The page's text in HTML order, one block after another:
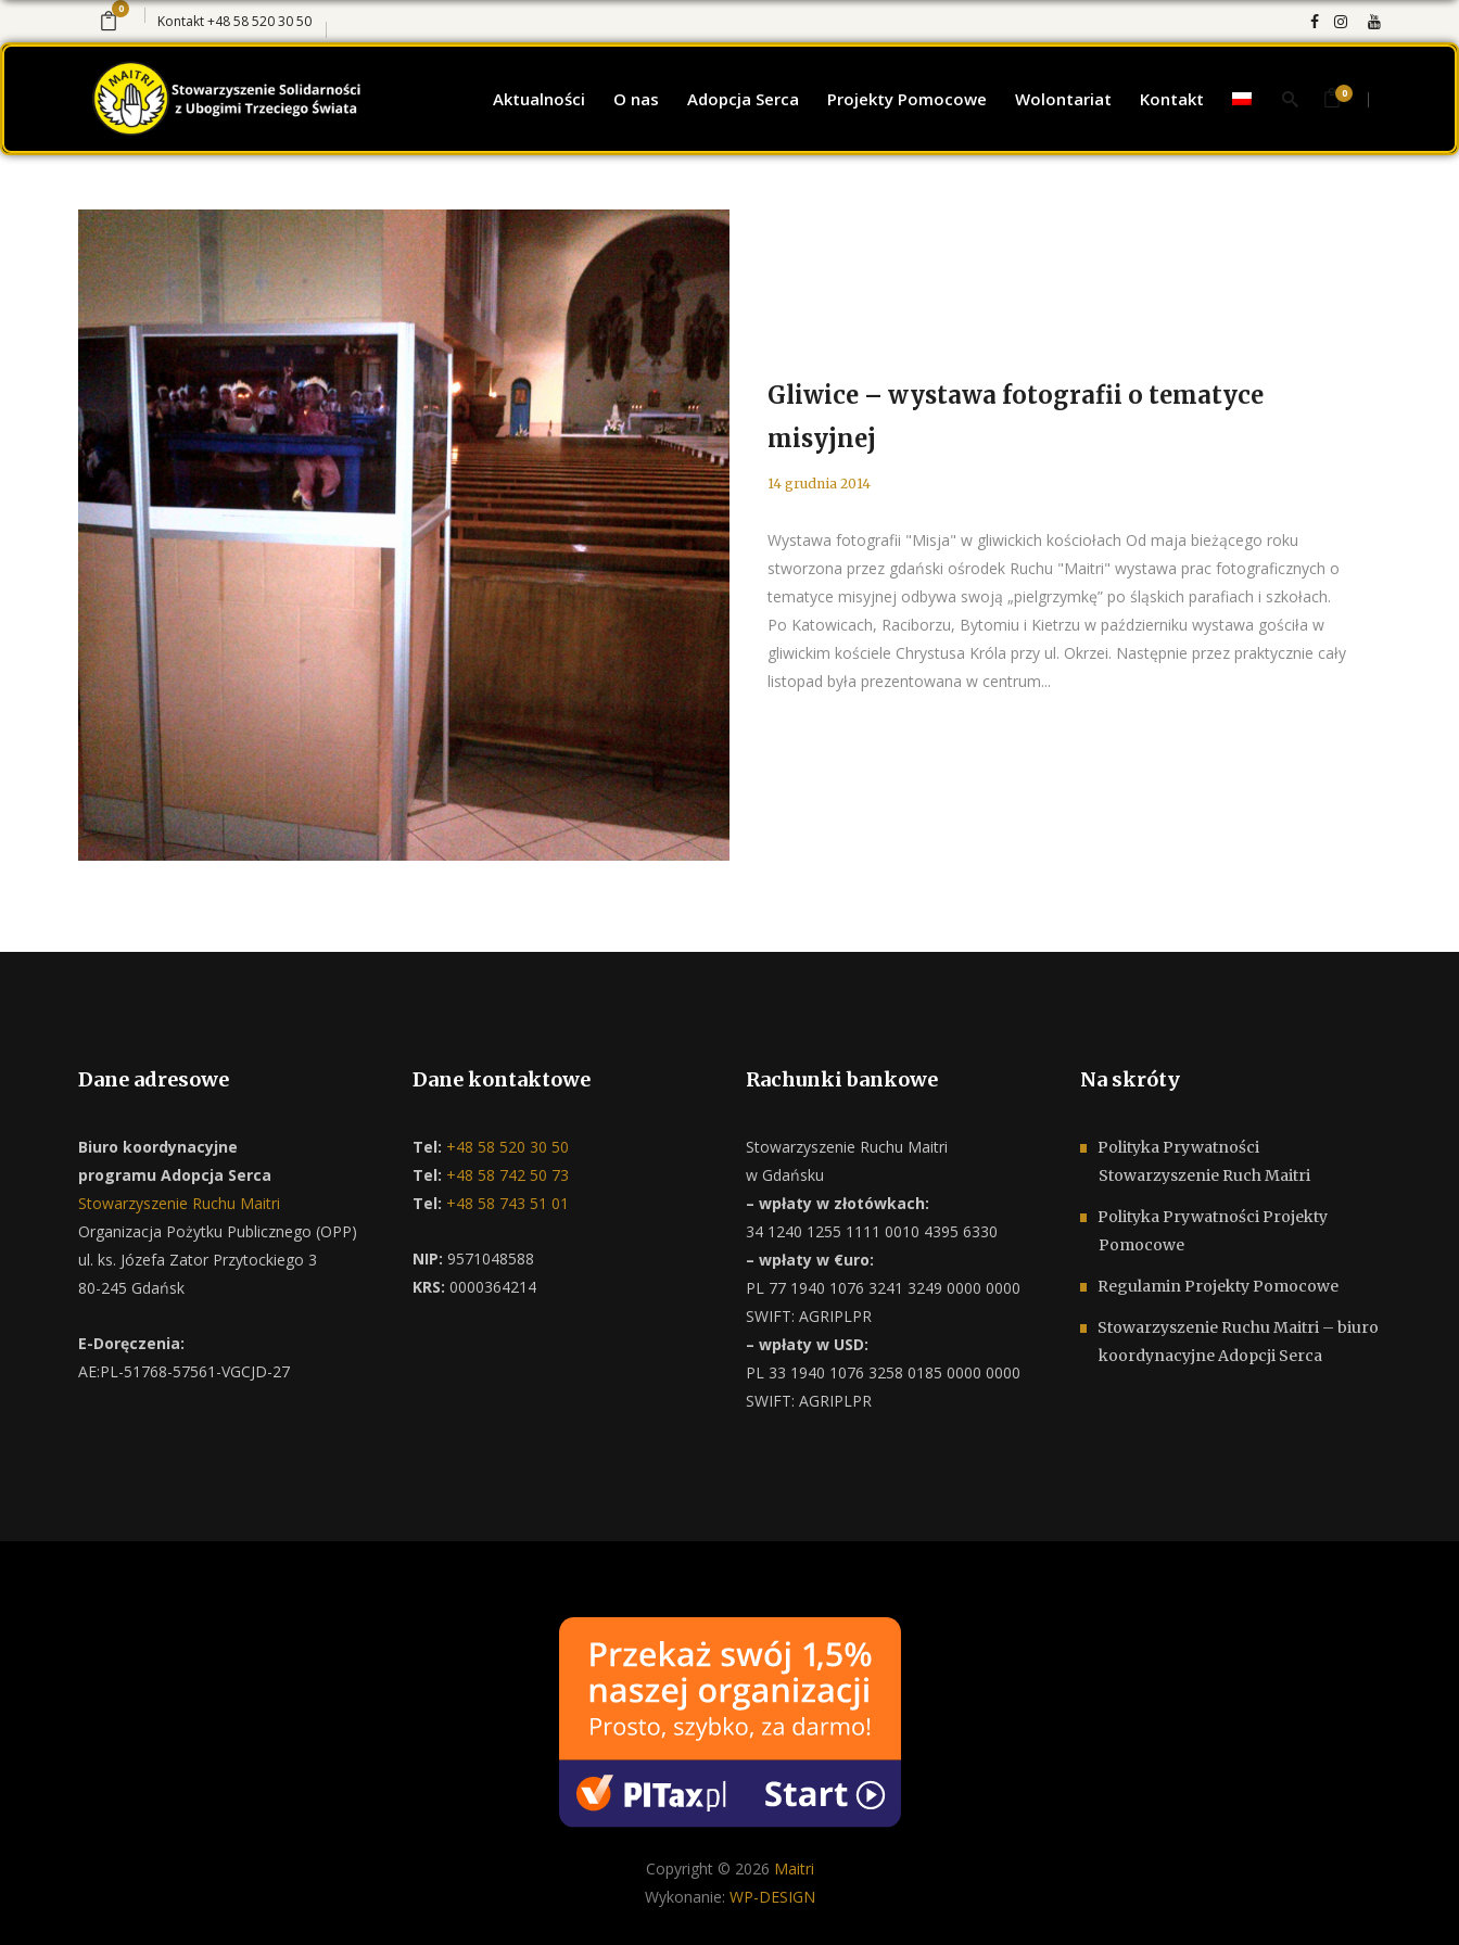
Kontakt+48 58 520 30 50
0
Aktualności O nas Adopcja Serca Projekty Pomocowe Wolontariat Kontakt 0
Gliwice – wystawa fotografii o tematyce
misyjnej
14 grudnia 2014
Wystawa fotografii "Misja" w gliwickich kościołach Od maja bieżącego roku
stworzona przez gdański ośrodek Ruchu "Maitri" wystawa prac fotograficznych o
tematyce misyjnej odbywa swoją „pielgrzymkę” po śląskich parafiach i szkołach.
Po Katowicach, Raciborzu, Bytomiu i Kietrzu w październiku wystawa gościła w
gliwickim kościele Chrystusa Króla przy ul. Okrzei. Następnie przez praktycznie cały
listopad była prezentowana w centrum...
Dane adresowe
Biuro koordynacyjne
programu Adopcja Serca
Stowarzyszenie Ruchu Maitri
Organizacja Pożytku Publicznego (OPP)
ul. ks. Józefa Zator Przytockiego 3
80-245 Gdańsk
E-Doręczenia:
AE:PL-51768-57561-VGCJD-27
Dane kontaktowe
Tel: +48 58 520 30 50
Tel: +48 58 742 50 73
Tel: +48 58 743 51 01
NIP: 9571048588
KRS: 0000364214
Rachunki bankowe
Stowarzyszenie Ruchu Maitri
w Gdańsku
– wpłaty w złotówkach:
34 1240 1255 1111 0010 4395 6330
– wpłaty w €uro:
PL 77 1940 1076 3241 3249 0000 0000
SWIFT: AGRIPLPR
– wpłaty w USD:
PL 33 1940 1076 3258 0185 0000 0000
SWIFT: AGRIPLPR
Na skróty
Polityka Prywatności
Stowarzyszenie Ruch Maitri
Polityka Prywatności Projekty
Pomocowe
Regulamin Projekty Pomocowe
Stowarzyszenie Ruchu Maitri – biuro
koordynacyjne Adopcji Serca
Copyright © 2026 Maitri
Wykonanie: WP-DESIGN